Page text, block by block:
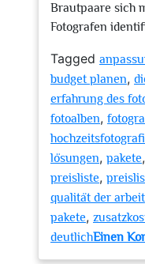
Brautpaare sich
Fotografen
Tagged
budget planen,
erfahrung des
fotoalben,
lösungen, pakete,
preisliste,
qualität der arbeit
pakete,
deutlichEinen